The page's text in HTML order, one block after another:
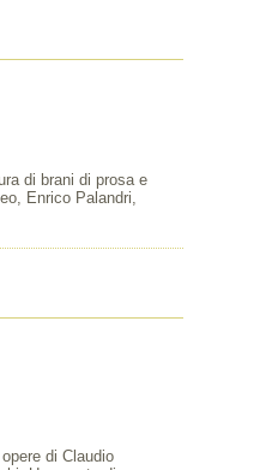
di brani di prosa e
Enrico Palandri,
di Claudio